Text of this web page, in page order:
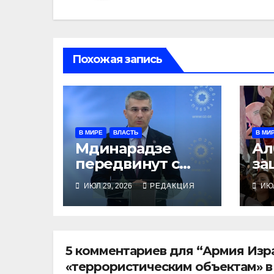
Похожая запись
В МИРЕ ВЛАСТЬ
Мдинарадзе
передвинут с
правоохраны на
регионы
ИЮЛ 29, 2026 РЕДАКЦИЯ
В
5 комментариев для “Армия
«террористическим объектам» в